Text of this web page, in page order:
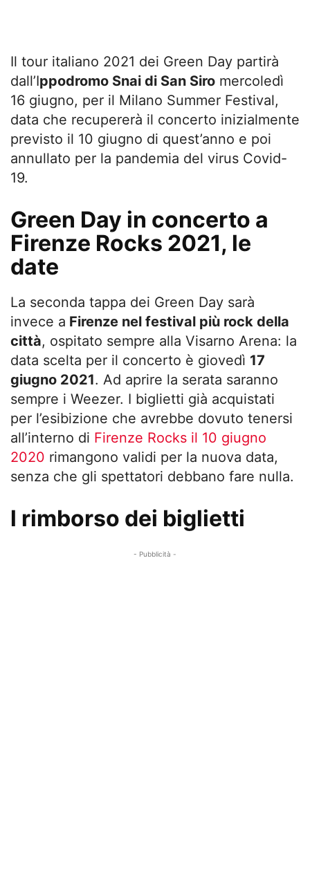
Il tour italiano 2021 dei Green Day partirà
dall’Ippodromo Snai di San Siro mercoledì
16 giugno, per il Milano Summer Festival,
data che recupererà il concerto inizialmente
previsto il 10 giugno di quest’anno e poi
annullato per la pandemia del virus Covid-
19.
Green Day in concerto a
Firenze Rocks 2021, le
date
La seconda tappa dei Green Day sarà
invece a Firenze nel festival più rock della
città, ospitato sempre alla Visarno Arena: la
data scelta per il concerto è giovedì 17
giugno 2021. Ad aprire la serata saranno
sempre i Weezer. I biglietti già acquistati
per l’esibizione che avrebbe dovuto tenersi
all’interno di Firenze Rocks il 10 giugno
2020 rimangono validi per la nuova data,
senza che gli spettatori debbano fare nulla.
l rimborso dei biglietti
- Pubblicità -